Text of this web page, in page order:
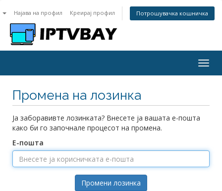
Најава на профил Креирај профил Потрошувачка кошничка
Промена на лозинка
Ја заборавивте лозинката? Внесете ја вашата е-пошта
како би го започнале процесот на промена.
Е-пошта
Промени лозинка